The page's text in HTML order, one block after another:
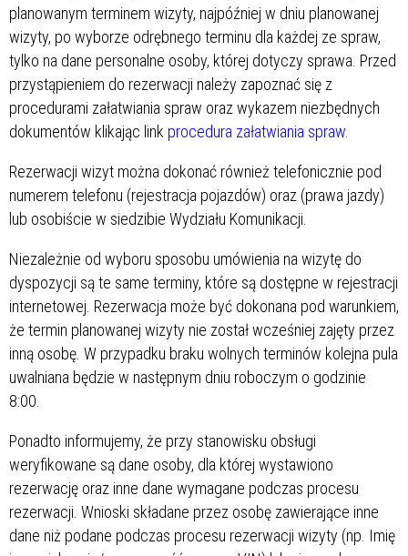
planowanym terminem wizyty, najpóźniej w dniu planowanej
wizyty, po wyborze odrębnego terminu dla każdej ze spraw,
tylko na dane personalne osoby, której dotyczy sprawa. Przed
przystąpieniem do rezerwacji należy zapoznać się z
procedurami załatwiania spraw oraz wykazem niezbędnych
dokumentów klikając link procedura załatwiania spraw
Rezerwacji wizyt można dokonać również telefonicznie pod
numerem telefonu (rejestracja pojazdów) oraz (prawa jazdy)
lub osobiście w siedzibie Wydziału Komunikacji.
Niezależnie od wyboru sposobu umówienia na wizytę do
dyspozycji są te same terminy, które są dostępne w rejestracji
internetowej. Rezerwacja może być dokonana pod warunkiem,
że termin planowanej wizyty nie został wcześniej zajęty przez
inną osobę. W przypadku braku wolnych terminów kolejna pula
uwalniana będzie w następnym dniu roboczym o godzinie
8:00.
Ponadto informujemy, że przy stanowisku obsługi
weryfikowane są dane osoby, dla której wystawiono
rezerwację oraz inne dane wymagane podczas procesu
rezerwacji. Wnioski składane przez osobę zawierające inne
dane niż podane podczas procesu rezerwacji wizyty (np. Imię